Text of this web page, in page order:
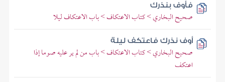
فأوف بنذرك
صحيح البخاري > كتاب الاعتكاف > باب الاعتكاف ليلا
أوف نذرك فاعتكف ليلة
صحيح البخاري > كتاب الاعتكاف > باب من لم ير عليه صوما إذا
اعتكف